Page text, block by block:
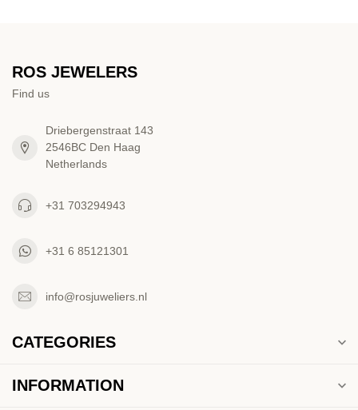
ROS JEWELERS
Find us
Driebergenstraat 143
2546BC Den Haag
Netherlands
+31 703294943
+31 6 85121301
info@rosjuweliers.nl
CATEGORIES
INFORMATION